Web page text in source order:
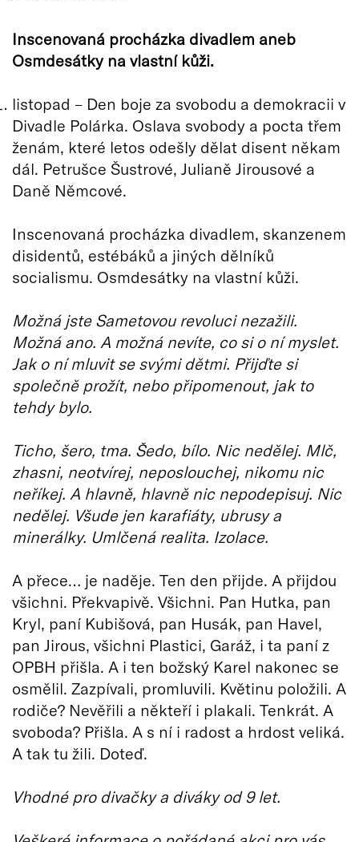
Inscenovaná procházka divadlem aneb
Osmdesátky na vlastní kůži.
listopad – Den boje za svobodu a demokracii v
Divadle Polárka. Oslava svobody a pocta třem
ženám, které letos odešly dělat disent někam
dál. Petrušce Šustrové, Julianě Jirousové a
Daně Němcové.
Inscenovaná procházka divadlem, skanzenem
disidentů, estébáků a jiných dělníků
socialismu. Osmdesátky na vlastní kůži.
Možná jste Sametovou revoluci nezažili.
Možná ano. A možná nevíte, co si o ní myslet.
Jak o ní mluvit se svými dětmi. Přijďte si
společně prožít, nebo připomenout, jak to
tehdy bylo.
Ticho, šero, tma. Šedo, bílo. Nic nedělej. Mlč,
zhasni, neotvírej, neposlouchej, nikomu nic
neříkej. A hlavně, hlavně nic nepodepisuj. Nic
nedělej. Všude jen karafiáty, ubrusy a
minerálky. Umlčená realita. Izolace.
A přece… je naděje. Ten den přijde. A přijdou
všichni. Překvapivě. Všichni. Pan Hutka, pan
Kryl, paní Kubišová, pan Husák, pan Havel,
pan Jirous, všichni Plastici, Garáž, i ta paní z
OPBH přišla. A i ten božský Karel nakonec se
osmělil. Zazpívali, promluvili. Květinu položili. A
rodiče? Nevěřili a někteří i plakali. Tenkrát. A
svoboda? Přišla. A s ní i radost a hrdost veliká.
A tak tu žili. Doteď.
Vhodné pro divačky a diváky od 9 let.